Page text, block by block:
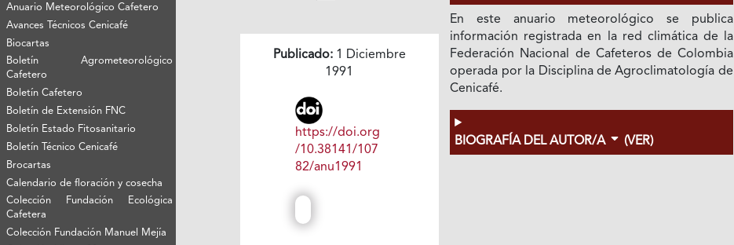
Anuario Meteorológico Cafetero
Avances Técnicos Cenicafé
Biocartas
Boletín Agrometeorológico
Cafetero
Boletín Cafetero
Boletín de Extensión FNC
Boletín Estado Fitosanitario
Boletín Técnico Cenicafé
Brocartas
Calendario de floración y cosecha
Colección Fundación Ecológica
Cafetera
Colección Fundación Manuel Mejía
Publicado:1 Diciembre
1991
https://doi.org
/10.38141/107
82/anu1991
En este anuario meteorológico se publica
información registrada en la red climática de la
Federación Nacional de Cafeteros de Colombia
operada por la Disciplina de Agroclimatología de
Cenicafé.
BIOGRAFÍA DEL AUTOR/A (VER)